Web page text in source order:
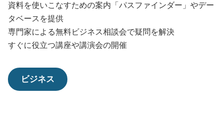
資料を使いこなすための案内「パスファインダー」やデー
タベースを提供
専門家による無料ビジネス相談会で疑問を解決
すぐに役立つ講座や講演会の開催
ビジネス